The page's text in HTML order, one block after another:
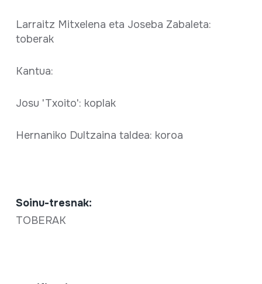
Larraitz Mitxelena eta Joseba Zabaleta:
toberak
Kantua:
Josu 'Txoito': koplak
Hernaniko Dultzaina taldea: koroa
Soinu-tresnak:
TOBERAK